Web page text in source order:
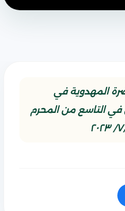
المهدوية في
في التاسع من المحرم